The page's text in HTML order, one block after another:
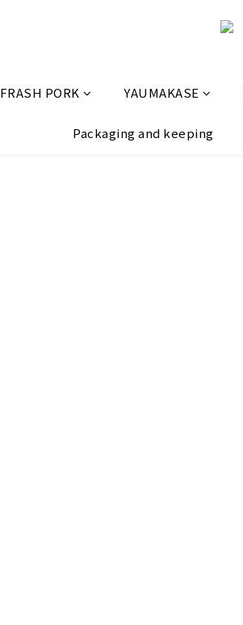
FRASH PORK YAUMAKASE
Packaging and keeping